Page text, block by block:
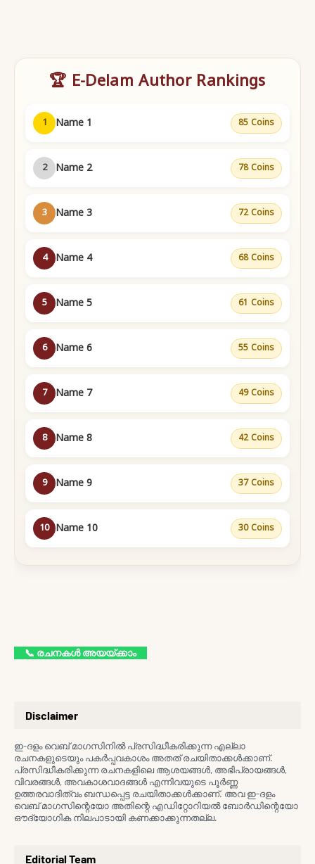
🏆 E-Delam Author Rankings
1 Name 1 85 Coins
2 Name 2 78 Coins
3 Name 3 72 Coins
4 Name 4 68 Coins
5 Name 5 61 Coins
6 Name 6 55 Coins
7 Name 7 49 Coins
8 Name 8 42 Coins
9 Name 9 37 Coins
10 Name 10 30 Coins
📞 രചനകള്‍ അയയ്ക്കാം
Disclaimer
ഇ-ദളം വെബ് മാഗസിനിൽ പ്രസിദ്ധീകരിക്കുന്ന എല്ലാ
രചനകളുടെയും പകർപ്പവകാശം അതത് രചയിതാക്കൾക്കാണ്.
പ്രസിദ്ധീകരിക്കുന്ന രചനകളിലെ ആശയങ്ങൾ, അഭിപ്രായങ്ങൾ,
വിവരങ്ങൾ, അവകാശവാദങ്ങൾ എന്നിവയുടെ പൂർണ്ണ
ഉത്തരവാദിത്വം ബന്ധപ്പെട്ട രചയിതാക്കൾക്കാണ്. അവ ഇ-ദളം
വെബ് മാഗസിന്റെയോ അതിന്റെ എഡിറ്റോറിയൽ ബോർഡിന്റെയോ
ഔദ്യോഗിക നിലപാടായി കണക്കാക്കുന്നതല്ല.
Editorial Team